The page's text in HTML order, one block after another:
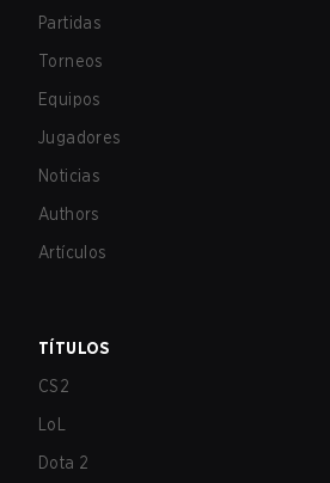
Partidas
Torneos
Equipos
Jugadores
Noticias
Authors
Artículos
TÍTULOS
CS2
LoL
Dota 2